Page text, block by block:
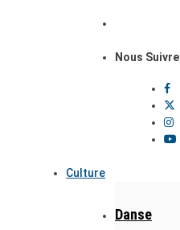
Nous Suivre
Culture
Danse